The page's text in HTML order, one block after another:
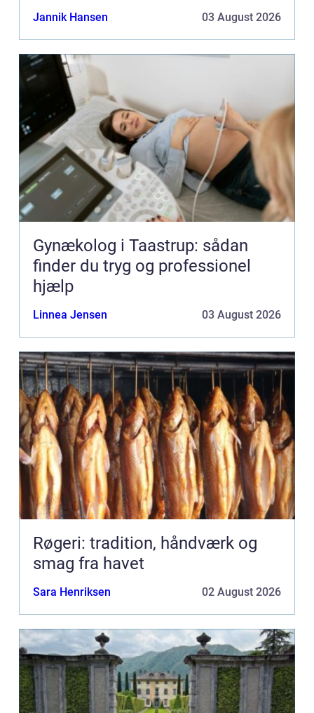
Jannik Hansen 03 August 2026
Gynækolog i Taastrup: sådan
finder du tryg og professionel
hjælp
Linnea Jensen 03 August 2026
Røgeri: tradition, håndværk og
smag fra havet
Sara Henriksen 02 August 2026